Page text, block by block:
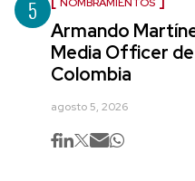
5
Armando
Media Officer
Colombia
agosto 5, 2026